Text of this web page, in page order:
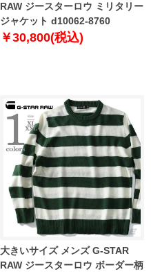
RAW ジースターロウ ミリタリー
ジャケット d10062-8760
￥30,800(税込)
大きいサイズ メンズ G-STAR
RAW ジースターロウ ボーダー柄